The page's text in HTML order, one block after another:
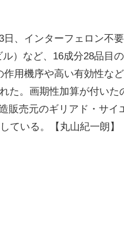
、インターフェロン不
）など、16成分28品目
作用機序や高い有効性な
た。画期性加算が付いた
売元のギリアド・サイ
ている。【丸山紀一朗】